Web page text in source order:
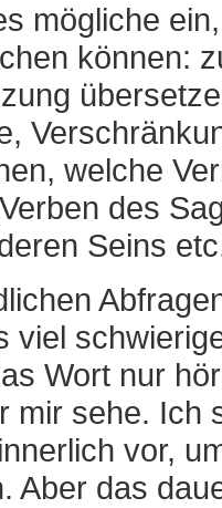
mögliche
können:
welche
des
Seins
viel
Wort nur
mir sehe. Ich
vor,
Aber das